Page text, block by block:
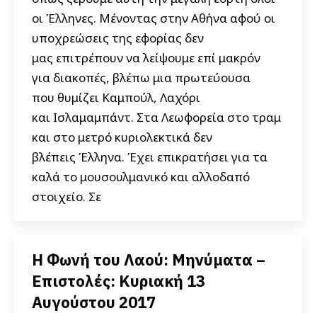
οι Έλληνες. Μένοντας στην Αθήνα αφού οι
υποχρεώσεις της εφορίας δεν
μας επιτρέπουν να λείψουμε επί μακρόν
για διακοπές, βλέπω μια πρωτεύουσα
που θυμίζει Καμπούλ, Λαχόρι
και Ισλαμαμπάντ. Στα Λεωφορεία στο τραμ
και στο μετρό κυριολεκτικά δεν
βλέπεις Έλληνα. Έχει επικρατήσει για τα
καλά το μουσουλμανικό και αλλοδαπό
στοιχείο. Σε
Η Φωνή του Λαού: Μηνύματα –
Επιστολές: Κυριακή 13
Αυγούστου 2017